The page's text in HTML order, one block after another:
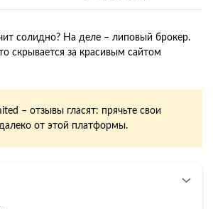
солидно? На деле – липовый брокер.
скрывается за красивым сайтом
– отзывы гласят: прячьте свои
от этой платформы.